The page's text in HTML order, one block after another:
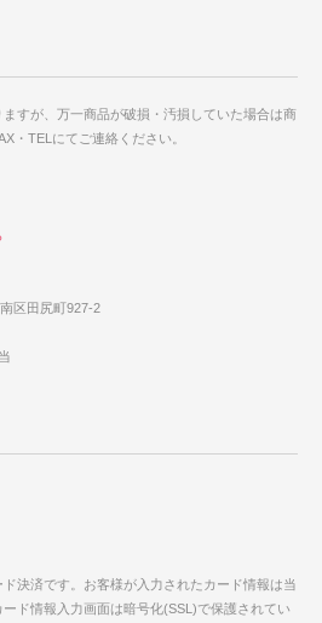
すが、万一商品が破損・汚損していた場合は商
・TELにてご連絡ください。
区田尻町927-2
決済です。お客様が入力されたカード情報は当
ド情報入力画面は暗号化(SSL)で保護されてい